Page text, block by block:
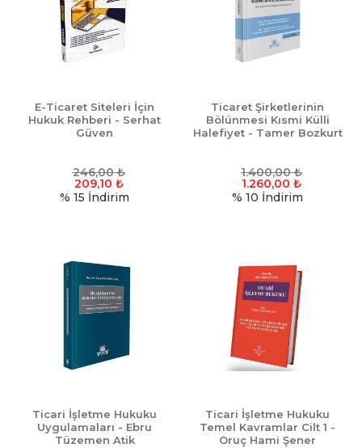
E-Ticaret Siteleri İçin
Hukuk Rehberi - Serhat
Güven
246,00₺
209,10 ₺
% 15 İndirim
Ticaret Şirketlerinin
Bölünmesi Kısmi Külli
Halefiyet - Tamer Bozkurt
1.400,00₺
1.260,00 ₺
% 10 İndirim
Ticari İşletme Hukuku
Uygulamaları - Ebru
Tüzemen Atik
Ticari İşletme Hukuku
Temel Kavramlar Cilt 1 -
Oruç Hami Şener